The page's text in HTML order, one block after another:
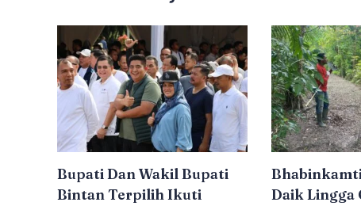
Bupati Dan Wakil Bupati
Bintan Terpilih Ikuti
Daik Lingga